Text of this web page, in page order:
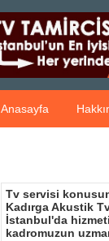
Anasayfa
Tv servisi
Kadırga Akustik
İstanbul'da
kadromuzun